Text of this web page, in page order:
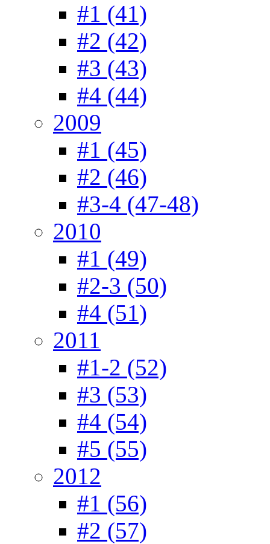
#1 (41)
#2 (42)
#3 (43)
#4 (44)
2009
#1 (45)
#2 (46)
#3-4 (47-48)
2010
#1 (49)
#2-3 (50)
#4 (51)
2011
#1-2 (52)
#3 (53)
#4 (54)
#5 (55)
2012
#1 (56)
#2 (57)